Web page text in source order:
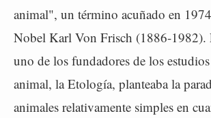
animal", un término acuñado en
Nobel Karl Von Frisch (1886-1982).
uno de los fundadores de los
animal, la Etología, planteaba la
animales relativamente simples en